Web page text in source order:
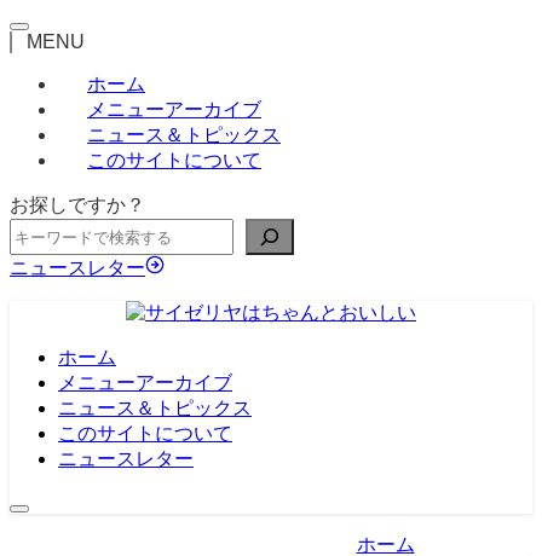
MENU
ホーム
メニューアーカイブ
ニュース＆トピックス
このサイトについて
お探しですか？
ニュースレター
ホーム
メニューアーカイブ
ニュース＆トピックス
このサイトについて
ニュースレター
ホーム